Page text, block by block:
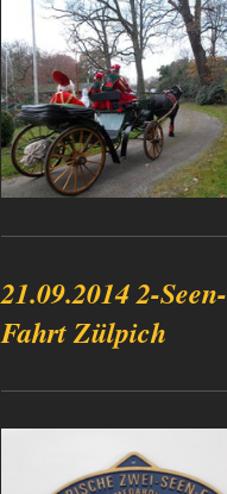
21.09.2014 2-Seen-
Fahrt Zülpich